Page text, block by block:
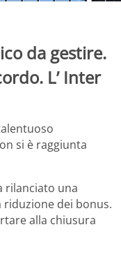
da gestire.
L’ Inter
si è raggiunta
rilanciato una
dei bonus.
alla chiusura